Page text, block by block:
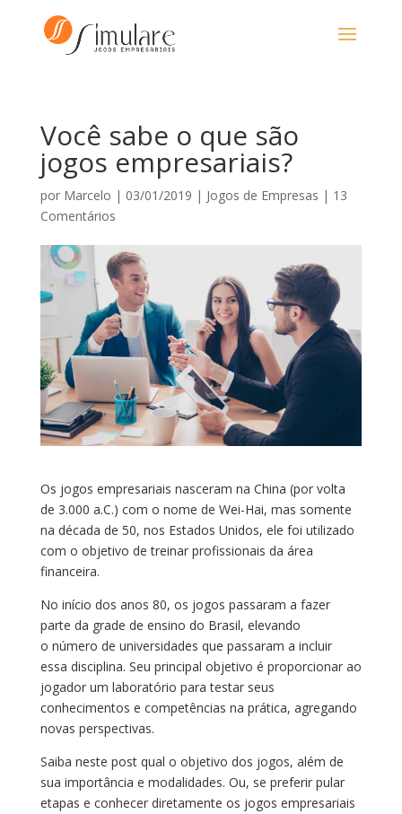
Você sabe o que são
jogos empresariais?
por Marcelo | 03/01/2019 | Jogos de Empresas | 13
Comentários
Os jogos empresariais nasceram na China (por volta
de 3.000 a.C.) com o nome de Wei-Hai, mas somente
na década de 50, nos Estados Unidos, ele foi utilizado
com o objetivo de treinar profissionais da área
financeira.
No início dos anos 80, os jogos passaram a fazer
parte da grade de ensino do Brasil, elevando
o número de universidades que passaram a incluir
essa disciplina. Seu principal objetivo é proporcionar ao
jogador um laboratório para testar seus
conhecimentos e competências na prática, agregando
novas perspectivas.
Saiba neste post qual o objetivo dos jogos, além de
sua importância e modalidades. Ou, se preferir pular
etapas e conhecer diretamente os jogos empresariais